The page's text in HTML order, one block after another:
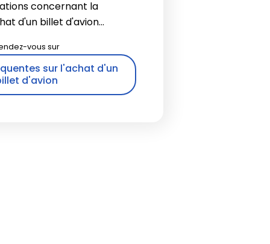
concernant la
d'un billet d'avion...
sur l'achat d'un
d'avion